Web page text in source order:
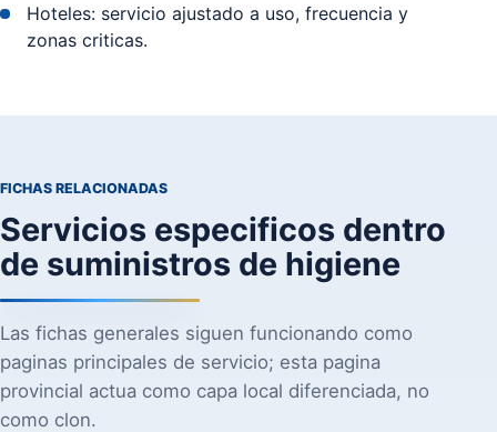
Hoteles: servicio ajustado a uso, frecuencia y
zonas criticas.
FICHAS RELACIONADAS
Servicios especificos dentro
de suministros de higiene
Las fichas generales siguen funcionando como
paginas principales de servicio; esta pagina
provincial actua como capa local diferenciada, no
como clon.